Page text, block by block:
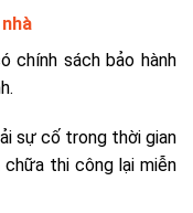
chính sách bảo hành
sự cố trong thời gian
chữa thi công lại miễn